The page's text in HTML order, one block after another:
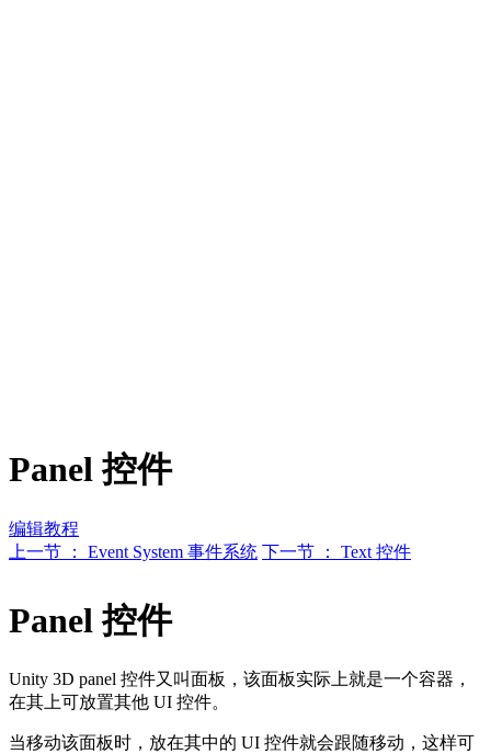
Panel 控件
编辑教程
上一节 ： Event System 事件系统 下一节 ： Text 控件
Panel 控件
Unity 3D panel 控件又叫面板，该面板实际上就是一个容器，
在其上可放置其他 UI 控件。
当移动该面板时，放在其中的 UI 控件就会跟随移动，这样可